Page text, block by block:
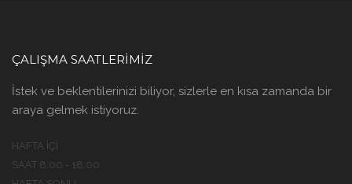
ÇALIŞMA SAATLERIMIZ
İstek ve beklentilerinizi biliyor, sizlerle en kısa zamanda bir
araya gelmek istiyoruz.
HAFTA İÇI
SAAT 8:00 - 18:00